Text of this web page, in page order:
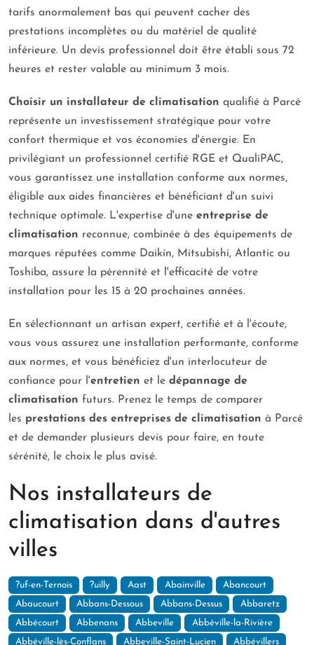
tarifs anormalement bas qui peuvent cacher des
prestations incomplètes ou du matériel de qualité
inférieure. Un devis professionnel doit être établi sous 72
heures et rester valable au minimum 3 mois.
Choisir un installateur de climatisation qualifié à Parcé
représente un investissement stratégique pour votre
confort thermique et vos économies d'énergie. En
privilégiant un professionnel certifié RGE et QualiPAC,
vous garantissez une installation conforme aux normes,
éligible aux aides financières et bénéficiant d'un suivi
technique optimale. L'expertise d'une entreprise de
climatisation reconnue, combinée à des équipements de
marques réputées comme Daikin, Mitsubishi, Atlantic ou
Toshiba, assure la pérennité et l'efficacité de votre
installation pour les 15 à 20 prochaines années.
En sélectionnant un artisan expert, certifié et à l'écoute,
vous vous assurez une installation performante, conforme
aux normes, et vous bénéficiez d'un interlocuteur de
confiance pour l'entretien et le dépannage de
climatisation futurs. Prenez le temps de comparer
les prestations des entreprises de climatisation à Parcé
et de demander plusieurs devis pour faire, en toute
sérénité, le choix le plus avisé.
Nos installateurs de
climatisation dans d'autres
villes
?uf-en-Ternois ?uilly Aast Abainville Abancourt
Abaucourt Abbans-Dessous Abbans-Dessus Abbaretz
Abbécourt Abbenans Abbeville Abbéville-la-Rivière
Abbéville-lès-Conflans Abbeville-Saint-Lucien Abbévillers